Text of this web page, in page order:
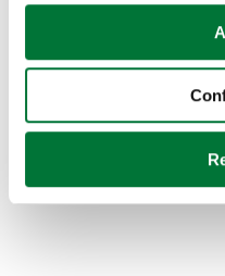
Si lo permite, también
Recopilar
Identificar su
para buscar
Obtenga más
Coches de segunda
Coches de km0